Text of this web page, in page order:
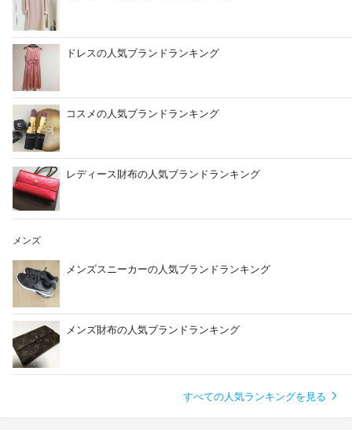
ドレスの人気ブランドランキング
コスメの人気ブランドランキング
レディース財布の人気ブランドランキング
メンズ
メンズスニーカーの人気ブランドランキング
メンズ財布の人気ブランドランキング
すべての人気ランキングを見る